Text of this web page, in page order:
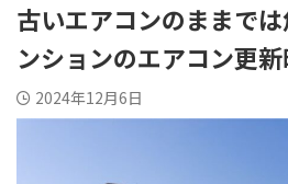
古いエアコンのままで
ンションのエアコン更
2024年12月6日